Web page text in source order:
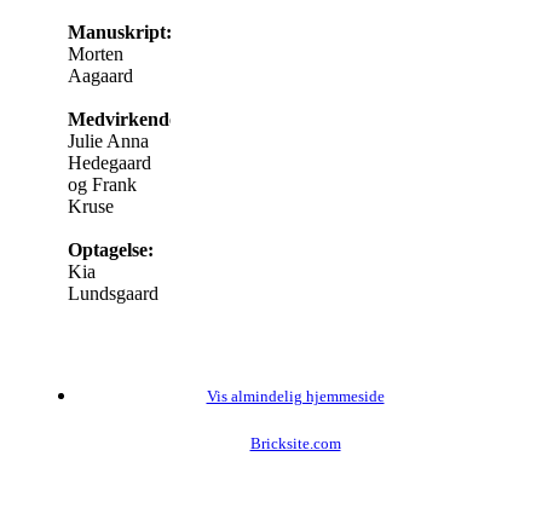
Manuskript:
Morten
Aagaard
Medvirkende:
Julie Anna
Hedegaard
og Frank
Kruse
Optagelse:
Kia
Lundsgaard
Vis almindelig hjemmeside
Bricksite.com